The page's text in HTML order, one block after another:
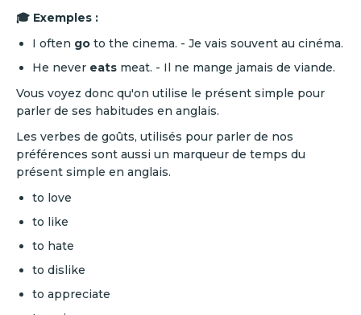
🎓 Exemples :
I often go to the cinema. - Je vais souvent au cinéma.
He never eats meat. - Il ne mange jamais de viande.
Vous voyez donc qu'on utilise le présent simple pour
parler de ses habitudes en anglais.
Les verbes de goûts, utilisés pour parler de nos
préférences sont aussi un marqueur de temps du
présent simple en anglais.
to love
to like
to hate
to dislike
to appreciate